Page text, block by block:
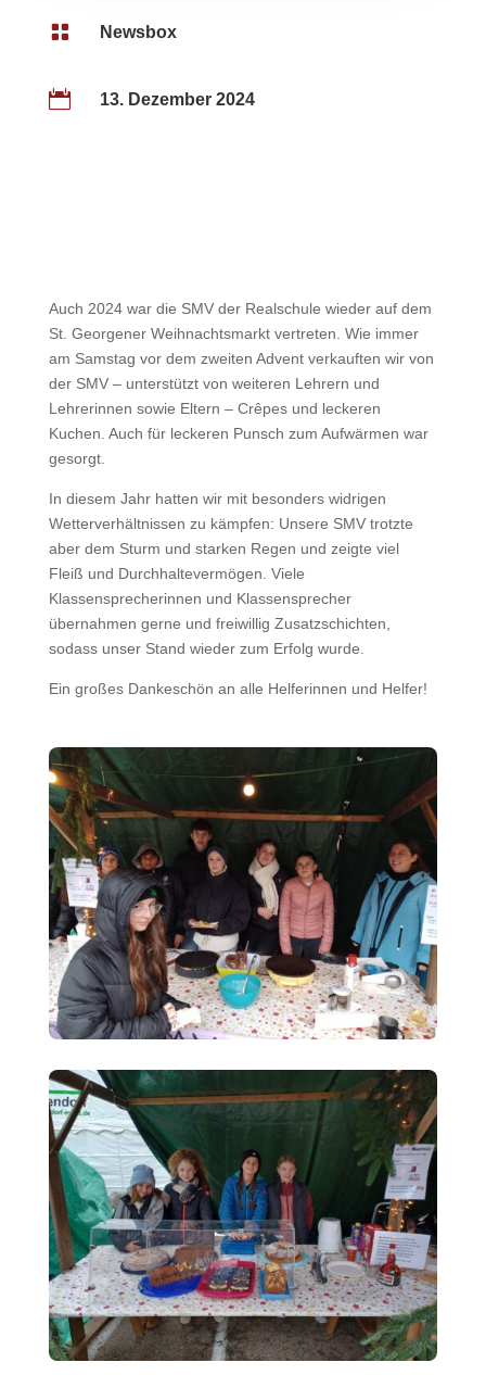
 Newsbox
 13. Dezember 2024
Auch 2024 war die SMV der Realschule wieder auf dem
St. Georgener Weihnachtsmarkt vertreten. Wie immer
am Samstag vor dem zweiten Advent verkauften wir von
der SMV – unterstützt von weiteren Lehrern und
Lehrerinnen sowie Eltern – Crêpes und leckeren
Kuchen. Auch für leckeren Punsch zum Aufwärmen war
gesorgt.
In diesem Jahr hatten wir mit besonders widrigen
Wetterverhältnissen zu kämpfen: Unsere SMV trotzte
aber dem Sturm und starken Regen und zeigte viel
Fleiß und Durchhaltevermögen. Viele
Klassensprecherinnen und Klassensprecher
übernahmen gerne und freiwillig Zusatzschichten,
sodass unser Stand wieder zum Erfolg wurde.
Ein großes Dankeschön an alle Helferinnen und Helfer!